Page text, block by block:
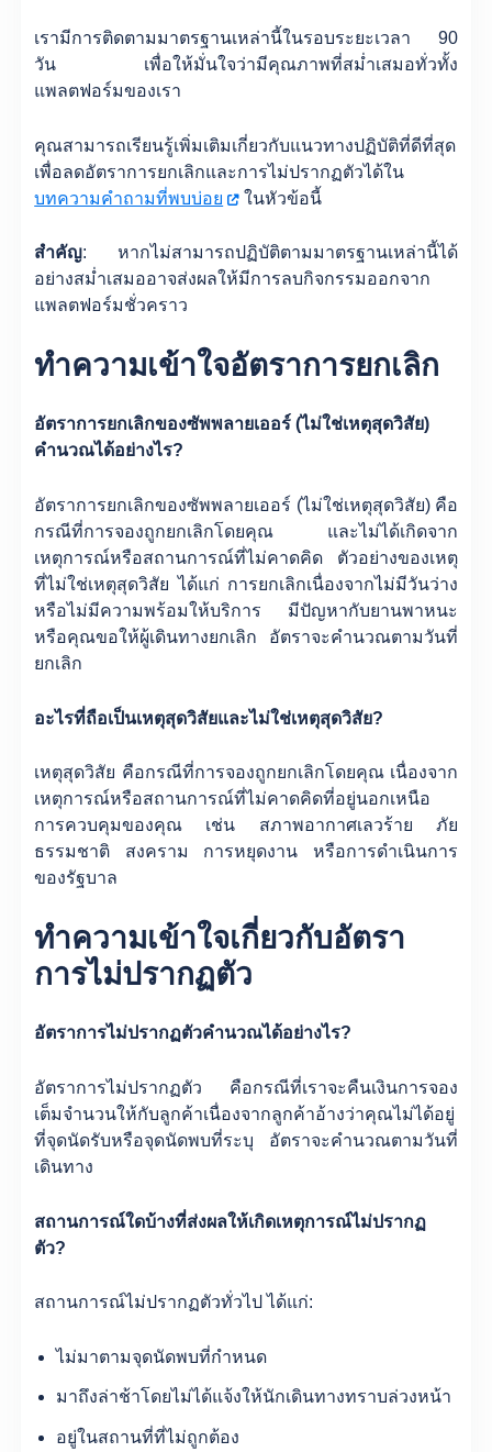
เรามีการติดตามมาตรฐานเหล่านี้ในรอบระยะเวลา 90
วัน เพื่อให้มั่นใจว่ามีคุณภาพที่สม่ำเสมอทั่วทั้ง
แพลตฟอร์มของเรา
คุณสามารถเรียนรู้เพิ่มเติมเกี่ยวกับแนวทางปฏิบัติที่ดีที่สุด
เพื่อลดอัตราการยกเลิกและการไม่ปรากฏตัวได้ใน
บทความคำถามที่พบบ่อย
ในหัวข้อนี้
สำคัญ: หากไม่สามารถปฏิบัติตามมาตรฐานเหล่านี้ได้
อย่างสม่ำเสมออาจส่งผลให้มีการลบกิจกรรมออกจาก
แพลตฟอร์มชั่วคราว
ทำความเข้าใจอัตราการยกเลิก
อัตราการยกเลิกของซัพพลายเออร์ (ไม่ใช่เหตุสุดวิสัย)
คำนวณได้อย่างไร?
อัตราการยกเลิกของซัพพลายเออร์ (ไม่ใช่เหตุสุดวิสัย) คือ
กรณีที่การจองถูกยกเลิกโดยคุณ และไม่ได้เกิดจาก
เหตุการณ์หรือสถานการณ์ที่ไม่คาดคิด ตัวอย่างของเหตุ
ที่ไม่ใช่เหตุสุดวิสัย ได้แก่ การยกเลิกเนื่องจากไม่มีวันว่าง
หรือไม่มีความพร้อมให้บริการ มีปัญหากับยานพาหนะ
หรือคุณขอให้ผู้เดินทางยกเลิก อัตราจะคำนวณตามวันที่
ยกเลิก
อะไรที่ถือเป็นเหตุสุดวิสัยและไม่ใช่เหตุสุดวิสัย?
เหตุสุดวิสัย คือกรณีที่การจองถูกยกเลิกโดยคุณ เนื่องจาก
เหตุการณ์หรือสถานการณ์ที่ไม่คาดคิดที่อยู่นอกเหนือ
การควบคุมของคุณ เช่น สภาพอากาศเลวร้าย ภัย
ธรรมชาติ สงคราม การหยุดงาน หรือการดำเนินการ
ของรัฐบาล
ทำความเข้าใจเกี่ยวกับอัตรา
การไม่ปรากฏตัว
อัตราการไม่ปรากฏตัวคำนวณได้อย่างไร?
อัตราการไม่ปรากฏตัว คือกรณีที่เราจะคืนเงินการจอง
เต็มจำนวนให้กับลูกค้าเนื่องจากลูกค้าอ้างว่าคุณไม่ได้อยู่
ที่จุดนัดรับหรือจุดนัดพบที่ระบุ อัตราจะคำนวณตามวันที่
เดินทาง
สถานการณ์ใดบ้างที่ส่งผลให้เกิดเหตุการณ์ไม่ปรากฏ
ตัว?
สถานการณ์ไม่ปรากฏตัวทั่วไป ได้แก่:
ไม่มาตามจุดนัดพบที่กำหนด
มาถึงล่าช้าโดยไม่ได้แจ้งให้นักเดินทางทราบล่วงหน้า
อยู่ในสถานที่ที่ไม่ถูกต้อง